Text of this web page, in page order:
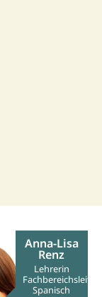
Anna-Lisa
Renz
Lehrerin
Spanisch